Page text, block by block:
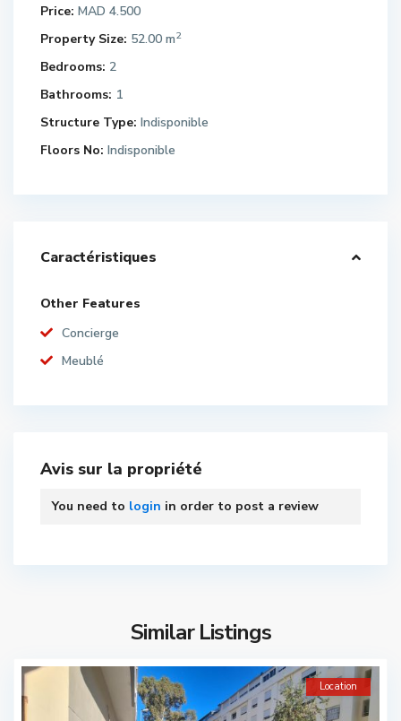
Price: MAD 4.500
Property Size: 52.00 m2
Bedrooms: 2
Bathrooms: 1
Structure Type: Indisponible
Floors No: Indisponible
Caractéristiques
Other Features
Concierge
Meublé
Avis sur la propriété
You need to login in order to post a review
Similar Listings
Location